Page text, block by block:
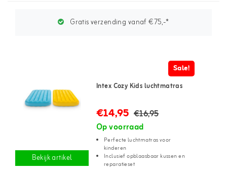
Gratis verzending vanaf €75,-*
Bekijk artikel
Sale!
Intex Cozy Kids luchtmatras
€14,95 €16,95
Op voorraad
Perfecte luchtmatras voor
kinderen
Inclusief opblaasbaar kussen en
reparatieset